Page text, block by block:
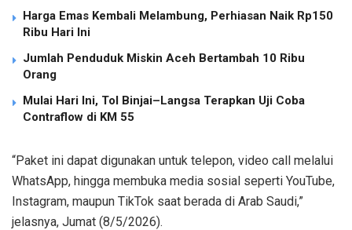
Harga Emas Kembali Melambung, Perhiasan Naik Rp150
Ribu Hari Ini
Jumlah Penduduk Miskin Aceh Bertambah 10 Ribu
Orang
Mulai Hari Ini, Tol Binjai–Langsa Terapkan Uji Coba
Contraflow di KM 55
“Paket ini dapat digunakan untuk telepon, video call melalui
WhatsApp, hingga membuka media sosial seperti YouTube,
Instagram, maupun TikTok saat berada di Arab Saudi,”
jelasnya, Jumat (8/5/2026).